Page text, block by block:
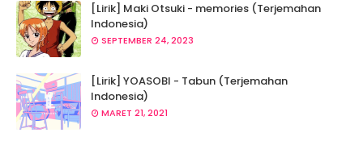
[Lirik] Maki Otsuki - memories (Terjemahan
Indonesia)
SEPTEMBER 24, 2023
[Lirik] YOASOBI - Tabun (Terjemahan
Indonesia)
MARET 21, 2021